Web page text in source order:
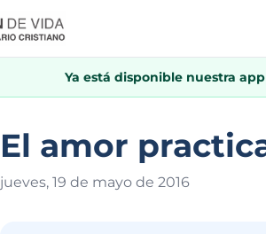
Ya está disponible nuestra
El amor
jueves, 19 de mayo de 2016